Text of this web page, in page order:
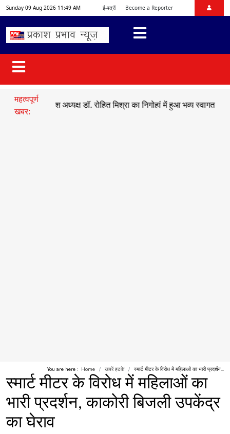
Sunday 09 Aug 2026 11:49 AM ई-पत्रों Become a Reporter
महत्वपूर्ण
खबर:
प्रदेश अध्यक्ष डॉ. रोहित मिश्रा का निगोहां में हुआ भव्य स्वागत ●सड़क
You are here : Home खबरें हटके स्मार्ट मीटर के विरोध में महिलाओं का भारी प्रदर्शन...
स्मार्ट मीटर के विरोध में महिलाओं का
भारी प्रदर्शन, काकोरी बिजली उपकेंद्र
का घेराव